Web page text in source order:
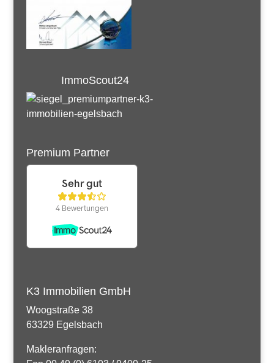
ImmoScout24
Premium Partner
K3 Immobilien GmbH
Woogstraße 38
63329 Egelsbach
Makleranfragen: